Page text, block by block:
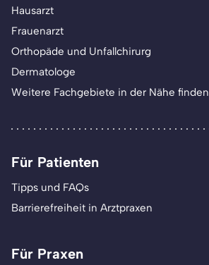
Hausarzt
Frauenarzt
Orthopäde und Unfallchirurg
Dermatologe
Weitere Fachgebiete in der Nähe finden
Für Patienten
Tipps und FAQs
Barrierefreiheit in Arztpraxen
Für Praxen